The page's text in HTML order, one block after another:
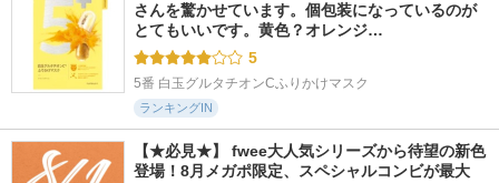
さんを驚かせています。個包装になっているのが
とてもいいです。黄色？オレンジ…
5
5番 白玉グルタチオンCふりかけマスク
ランキングIN
【★必見★】 fwee大人気シリーズから待望の新色
登場！8月メガポ限定、スペシャルコンビが最大